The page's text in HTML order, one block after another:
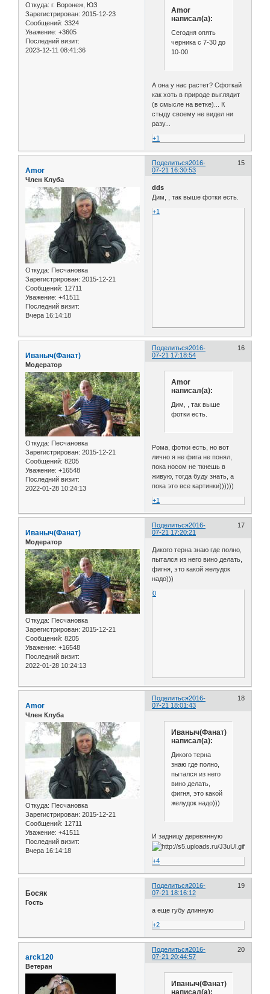
Откуда: г. Воронеж, ЮЗ
Зарегистрирован: 2015-12-23
Сообщений: 3324
Уважение: +3605
Последний визит:
2023-12-11 08:41:36
Amor
написал(а):
Сегодня опять
черника с 7-30 до
10-00
А она у нас растет? Сфоткай
как хоть в природе выглядит
(в смысле на ветке)... К
стыду своему не видел ни
разу...
+1
Поделиться 15
2016-
07-21 16:30:53
Amor
Член Клуба
Откуда: Песчановка
Зарегистрирован: 2015-12-21
Сообщений: 12711
Уважение: +41511
Последний визит:
Вчера 16:14:18
dds
Дим, , так выше фотки есть.
+1
Поделиться 16
2016-
07-21 17:18:54
Иваныч(Фанат)
Модератор
Откуда: Песчановка
Зарегистрирован: 2015-12-21
Сообщений: 8205
Уважение: +16548
Последний визит:
2022-01-28 10:24:13
Amor
написал(а):
Дим, , так выше
фотки есть.
Рома, фотки есть, но вот
лично я не фига не понял,
пока носом не ткнешь в
живую, тогда буду знать, а
пока это все картинки))))))
+1
Поделиться 17
2016-
07-21 17:20:21
Иваныч(Фанат)
Модератор
Откуда: Песчановка
Зарегистрирован: 2015-12-21
Сообщений: 8205
Уважение: +16548
Последний визит:
2022-01-28 10:24:13
Дикого терна знаю где полно,
пытался из него вино делать,
фигня, это какой желудок
надо)))
0
Поделиться 18
2016-
07-21 18:01:43
Amor
Член Клуба
Откуда: Песчановка
Зарегистрирован: 2015-12-21
Сообщений: 12711
Уважение: +41511
Последний визит:
Вчера 16:14:18
Иваныч(Фанат)
написал(а):
Дикого терна
знаю где полно,
пытался из него
вино делать,
фигня, это какой
желудок надо)))
И задницу деревянную
+4
Поделиться 19
2016-
07-21 18:16:12
Босяк
Гость
а еще губу длинную
+2
Поделиться 20
2016-
07-21 20:44:57
arck120
Ветеран
Иваныч(Фанат)
написал(а):